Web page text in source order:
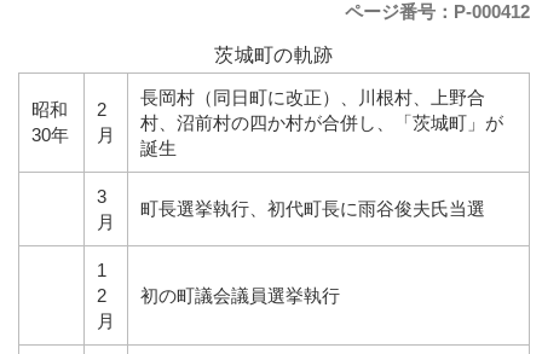
ページ番号：P-000412
茨城町の軌跡
昭和
30年
2
月
長岡村（同日町に改正）、川根村、上野合
村、沼前村の四か村が合併し、「茨城町」が
誕生
3
月
町長選挙執行、初代町長に雨谷俊夫氏当選
1
2
月
初の町議会議員選挙執行